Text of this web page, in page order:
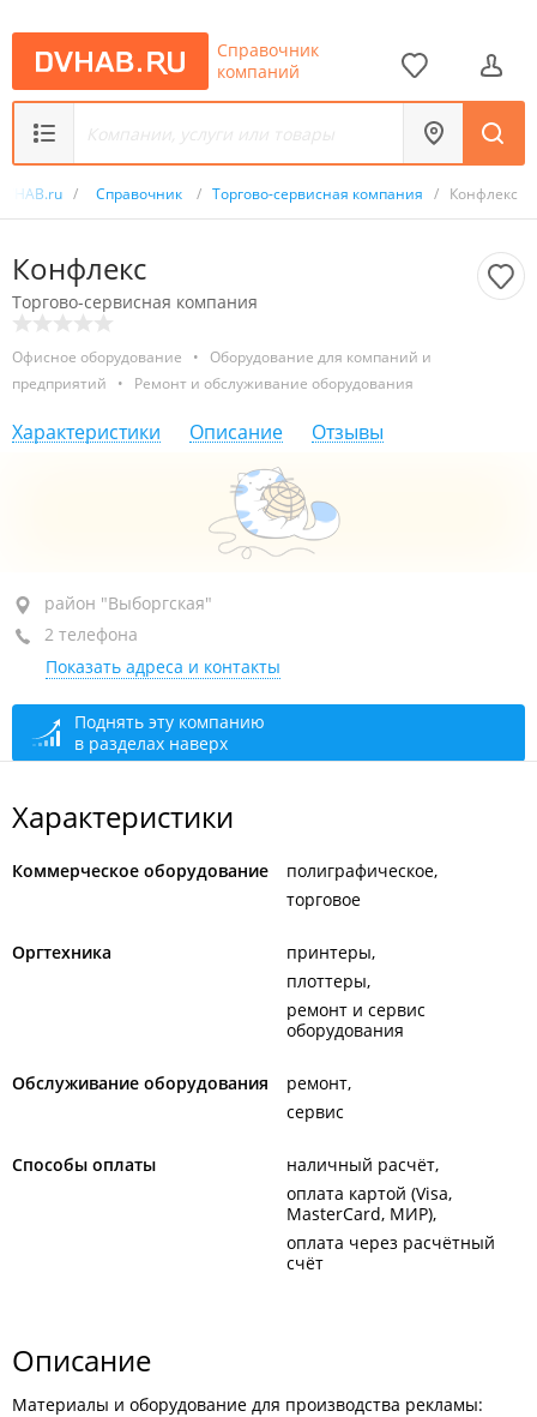
Справочник
компаний
/ Справочник / Торгово-сервисная компания / Конфлекс
Конфлекс
Торгово-сервисная компания
Офисное оборудование •
Оборудование для компаний и
предприятий
• Ремонт и обслуживание оборудования
Характеристики Описание Отзывы
район "Выборгская", ул. Карла Маркса, 166Р
2-й этаж, оф. 1/2
+7 (4212) 33-63-39
+7 (4212) 33-37-24
открыто: 09:00–18:00
район "Выборгская"
2 телефона
Показать адреса и контакты
Поднять эту компанию
в разделах наверх
Характеристики
Коммерческое оборудование
полиграфическое
торговое
Оргтехника
принтеры
плоттеры
ремонт и сервис
оборудования
Обслуживание оборудования
ремонт
сервис
Способы оплаты
наличный расчёт
оплата картой (Visa,
MasterCard, МИР)
оплата через расчётный
счёт
Описание
Материалы и оборудование для производства рекламы: